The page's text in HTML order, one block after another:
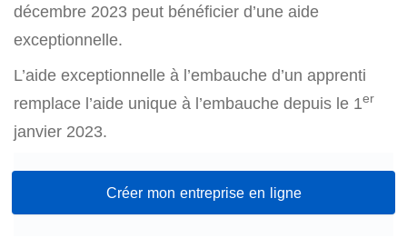
décembre 2023 peut bénéficier d’une aide
exceptionnelle.
L’aide exceptionnelle à l’embauche d’un apprenti
remplace l’aide unique à l’embauche depuis le 1er
janvier 2023.
Créer mon entreprise en ligne